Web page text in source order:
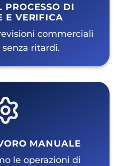
PROCESSO DI
E VERIFICA
commerciali
ritardi.
MANUALE
le operazioni di